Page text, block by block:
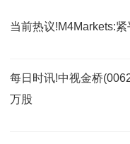
当前热议!M4Markets:
每日时讯!中视金桥
万股